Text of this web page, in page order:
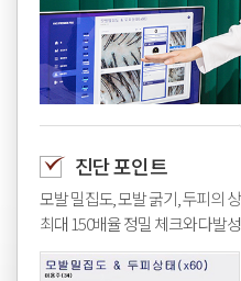
진단 포인트
모발 밀집도, 모발 굵기, 두피의
최대 150배율 정밀 체크와 다발